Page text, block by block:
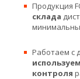
Продукция
склада
Работаем с
контроля